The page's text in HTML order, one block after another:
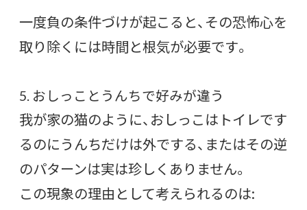
一度負の条件づけが起こると、その恐怖心を
取り除くには時間と根気が必要です。
5. おしっことうんちで好みが違う
我が家の猫のように、おしっこはトイレです
るのにうんちだけは外でする、またはその逆
のパターンは実は珍しくありません。
この現象の理由として考えられるのは: